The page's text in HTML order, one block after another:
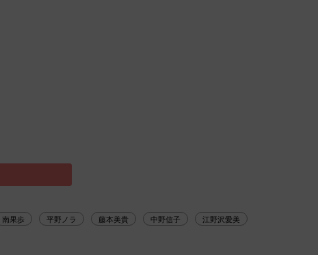
南果歩 平野ノラ 藤本美貴 中野信子 江野沢愛美